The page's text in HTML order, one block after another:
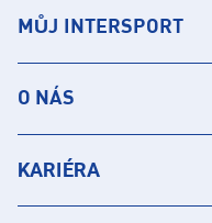
MŮJ INTERSPORT
O NÁS
KARIÉRA